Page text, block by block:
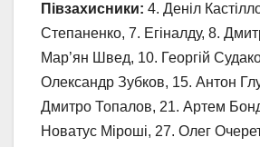
Півзахисники: 4. Деніл
Степаненко, 7. Егіналду, 8.
Мар’ян Швед, 10. Георгій
Олександр Зубков, 15. Антон
Дмитро Топалов, 21. Артем
Новатус Міроші, 27. Олег